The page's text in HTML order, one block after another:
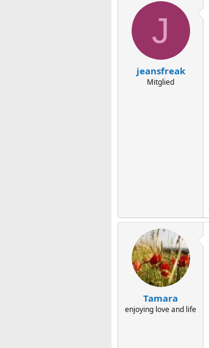
J
jeansfreak
Mitglied
Tamara
enjoying love and life